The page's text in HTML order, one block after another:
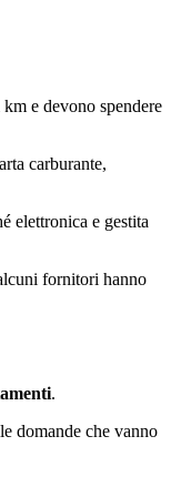
e devono spendere
carburante,
elettronica e gestita
fornitori hanno
.
domande che vanno